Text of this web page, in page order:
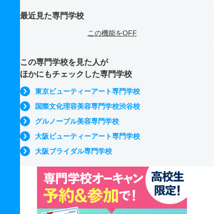
最近見た専門学校
この機能をOFF
この専門学校を見た人が
ほかにもチェックした専門学校
東京ビューティーアート専門学校
国際文化理容美容専門学校渋谷校
グルノーブル美容専門学校
大阪ビューティーアート専門学校
大阪ブライダル専門学校